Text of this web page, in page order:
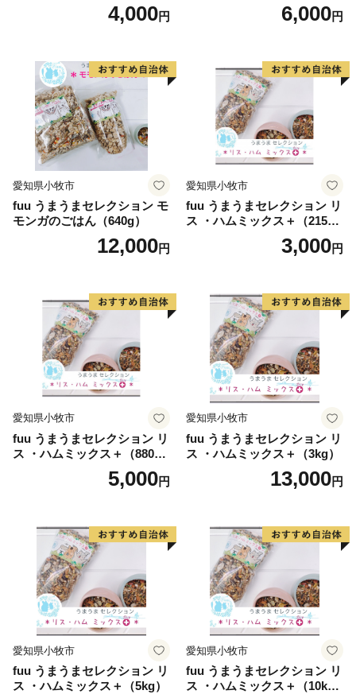
4,000円 6,000円
愛知県小牧市
fuu うまうまセレクション モ
モンガのごはん（640g）
12,000円
愛知県小牧市
fuu うまうまセレクション リ
ス ・ハムミックス＋（215
3,000円
愛知県小牧市
fuu うまうまセレクション リ
ス ・ハムミックス＋（880
5,000円
愛知県小牧市
fuu うまうまセレクション リ
ス ・ハムミックス＋（3kg）
13,000円
愛知県小牧市
fuu うまうまセレクション リ
ス ・ハムミックス＋（5kg）
愛知県小牧市
fuu うまうまセレクション リ
ス ・ハムミックス＋（10k